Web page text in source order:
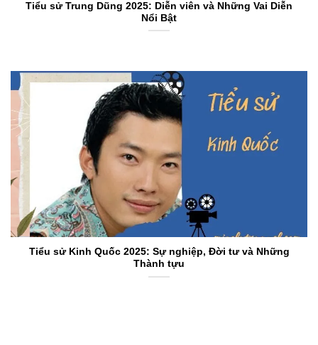
Tiểu sử Trung Dũng 2025: Diễn viên và Những Vai Diễn
Nổi Bật
Tiểu sử Kinh Quốc 2025: Sự nghiệp, Đời tư và Những
Thành tựu